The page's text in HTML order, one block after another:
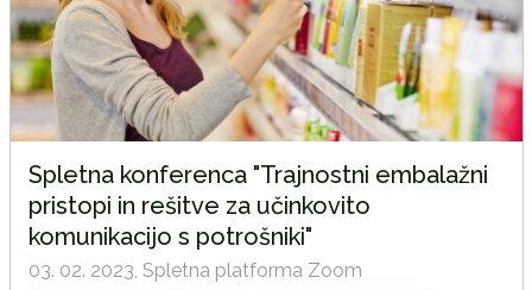
Spletna konferenca "Trajnostni embalažni
pristopi in rešitve za učinkovito
komunikacijo s potrošniki"
03. 02. 2023, Spletna platforma Zoom